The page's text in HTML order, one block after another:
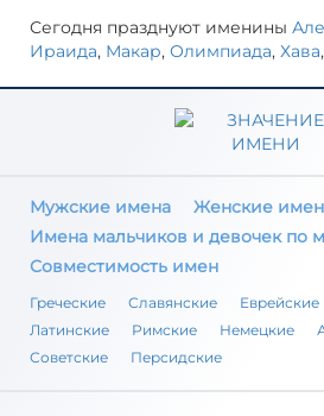
Сегодня празднуют именины
Ираида, Макар, Олимпиада, Хава,
Мужские имена
Женские
Имена мальчиков и девочек по
Совместимость имен
Греческие Славянские Еврейские
Латинские
Римские Немецкие
Советские
Персидские